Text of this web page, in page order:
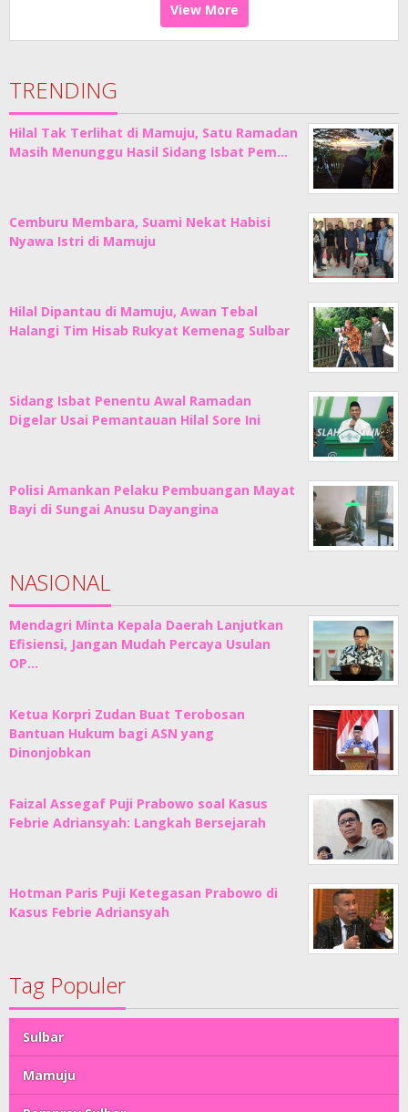
View More
TRENDING
Hilal Tak Terlihat di Mamuju, Satu Ramadan
Masih Menunggu Hasil Sidang Isbat Pem…
Cemburu Membara, Suami Nekat Habisi
Nyawa Istri di Mamuju
Hilal Dipantau di Mamuju, Awan Tebal
Halangi Tim Hisab Rukyat Kemenag Sulbar
Sidang Isbat Penentu Awal Ramadan
Digelar Usai Pemantauan Hilal Sore Ini
Polisi Amankan Pelaku Pembuangan Mayat
Bayi di Sungai Anusu Dayangina
NASIONAL
Mendagri Minta Kepala Daerah Lanjutkan
Efisiensi, Jangan Mudah Percaya Usulan
OP…
Ketua Korpri Zudan Buat Terobosan
Bantuan Hukum bagi ASN yang
Dinonjobkan
Faizal Assegaf Puji Prabowo soal Kasus
Febrie Adriansyah: Langkah Bersejarah
Hotman Paris Puji Ketegasan Prabowo di
Kasus Febrie Adriansyah
Tag Populer
Sulbar
Mamuju